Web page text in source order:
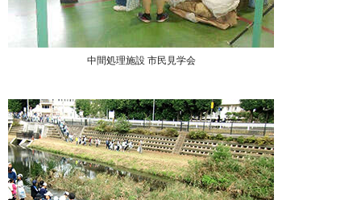
お問合せ
中間処理施設 市民見学会